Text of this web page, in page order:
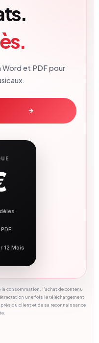
et PDF pour
→
12 Mois
consommation, l'achat de contenu
une fois le téléchargement
du client et de sa reconnaissance